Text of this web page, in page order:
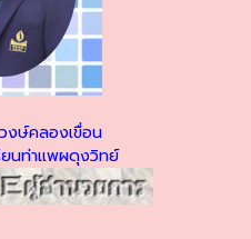
ษ์คลองเขื่อน
ยนท่าแพผดุงวิทย์